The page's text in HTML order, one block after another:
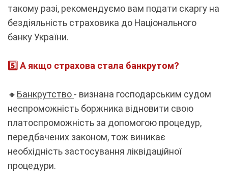
такому разі, рекомендуємо вам подати скаргу на
бездіяльність страховика до Національного
банку України.
5️⃣ А якщо страхова стала банкрутом?
🔸 Банкрутство - визнана господарським судом
неспроможність боржника відновити свою
платоспроможність за допомогою процедур,
передбачених законом, тож виникає
необхідність застосування ліквідаційної
процедури.